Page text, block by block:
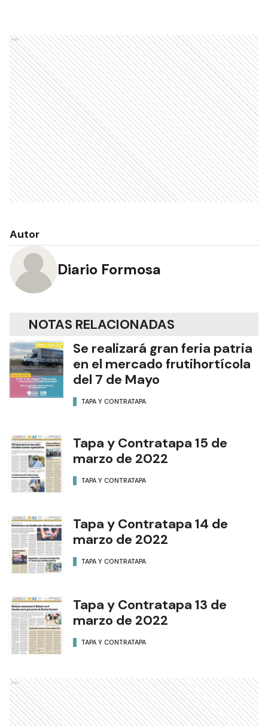
Ads
Autor
Diario Formosa
NOTAS RELACIONADAS
Se realizará gran feria patria
en el mercado frutihortícola
del 7 de Mayo
TAPA Y CONTRATAPA
Tapa y Contratapa 15 de
marzo de 2022
TAPA Y CONTRATAPA
Tapa y Contratapa 14 de
marzo de 2022
TAPA Y CONTRATAPA
Tapa y Contratapa 13 de
marzo de 2022
TAPA Y CONTRATAPA
Ads